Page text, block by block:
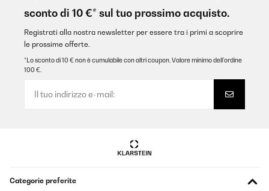
sconto di 10 €* sul tuo prossimo acquisto.
Registrati alla nostra newsletter per essere tra i primi a scoprire
le prossime offerte.
*Lo sconto di 10 € non è cumulabile con altri coupon. Valore minimo dell’ordine
100 €.
Categorie preferite